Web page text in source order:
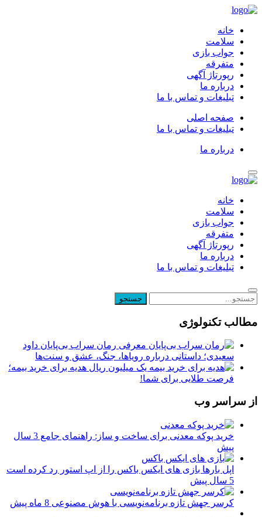
خانه
سلامت
جواب بازی
متفرقه
رپورتاژ آگهی
درباره ما
تبلیغات و تماس با ما
صفحه اصلی
تبلیغات و تماس با ما
درباره ما
خانه
سلامت
جواب بازی
متفرقه
رپورتاژ آگهی
درباره ما
تبلیغات و تماس با ما
مطالب تکنولوژی
معرفی رمان سراب بی‌پایان داود
سعیدی؛ داستانی درباره رویاها، جنگ، عشق و سنت‌ها
یک میلیون ریال هدیه برای خرید بیمه؛
فرصت طلایی برای شما!
از سراسر وب
خرید پوکه معدنی برای ساخت و ساز: راهنمای جامع
3 سال
پیش
اپل بارها بازی های ایکس باکس را از اپ استور رد کرده است
5 سال پیش
کرسر جهش تازه برنامه‌نویسی با هوش مصنوعی 8 ماه پیش